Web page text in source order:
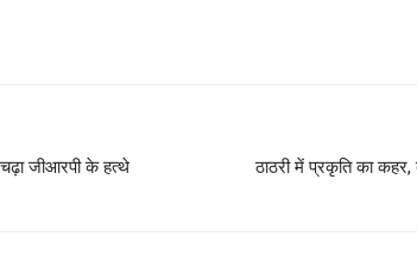
जीआरपी के हत्थे ठाठरी में प्रकृति का